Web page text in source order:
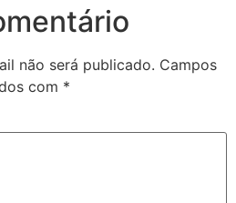
não será publicado. Campos
com *